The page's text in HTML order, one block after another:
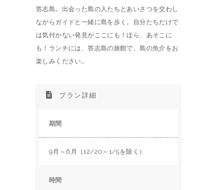
答志島。出会った島の人たちとあいさつを交わし
ながらガイドと一緒に島を歩く。自分たちだけで
は気付かない発見がここにも！ほら、あそこに
も！ランチには、答志島の旅館で、島の魚介をお
楽しみください。
プラン詳細
期間
9月～6月（12/20～1/5を除く）
時間